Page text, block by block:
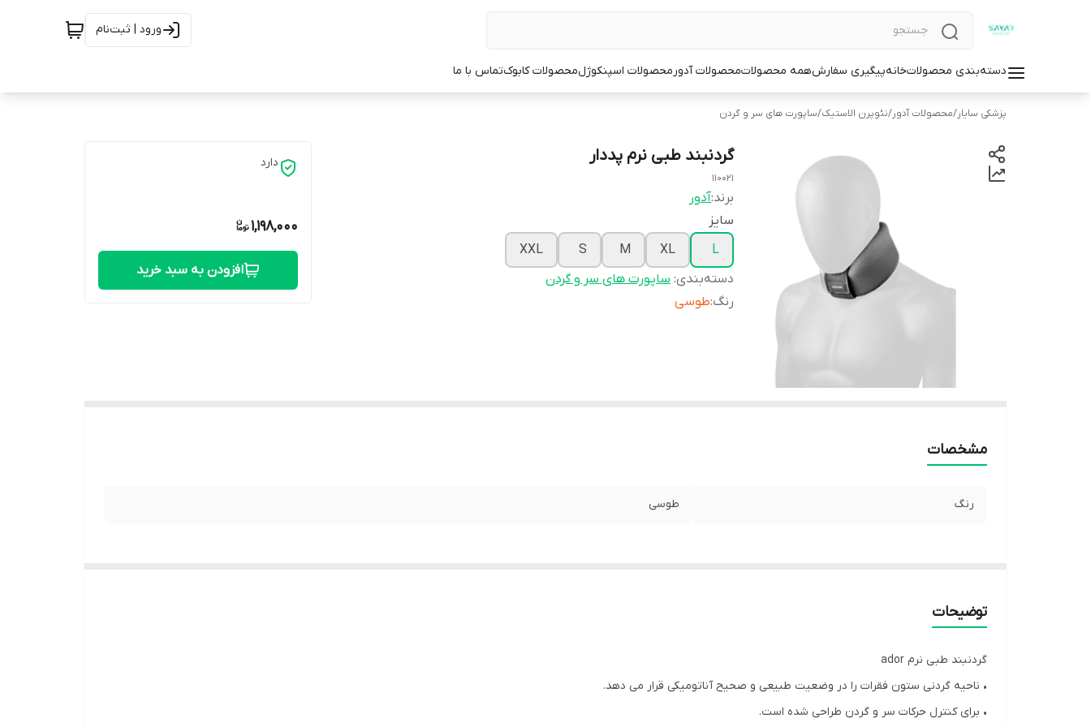
ورود | ثبت‌نام
دسته‌بندی محصولاتخانهپیگیری سفارشهمه محصولاتمحصولات آدورمحصولات اسپنکوژلمحصولات کابوکتماس با ما
پزشکی سایار/محصولات آدور/نئوپرن الاستیک/ساپورت های سر و گردن
گردنبند طبی نرم پددار
110021
برند:آدور
سایز
L
XL
M
S
XXL
دسته‌بندی: ساپورت های سر و گردن
رنگ:طوسی
دارد
1,198,000
افزودن به سبد خرید
مشخصات
رنگ طوسی
توضیحات
گردنبند طبی نرم ador
• ناحیه گردنی ستون فقرات را در وضعیت طبیعی و صحیح آناتومیکی قرار می دهد.
• برای کنترل حرکات سر و گردن طراحی شده است.